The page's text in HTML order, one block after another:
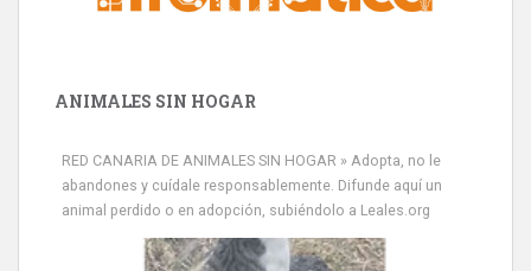
ANIMALES SIN HOGAR
RED CANARIA DE ANIMALES SIN HOGAR » Adopta, no le
abandones y cuídale responsablemente. Difunde aquí un
animal perdido o en adopción, subiéndolo a Leales.org